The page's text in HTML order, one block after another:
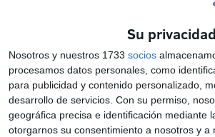
Su
Nosotros y nuestros 1733 socios
procesamos datos personales, como
para publicidad y contenido personalizado,
desarrollo de servicios. Con su permiso,
geográfica precisa e identificación mediante
otorgarnos su consentimiento a nosotros y
enfrenta en su cargo